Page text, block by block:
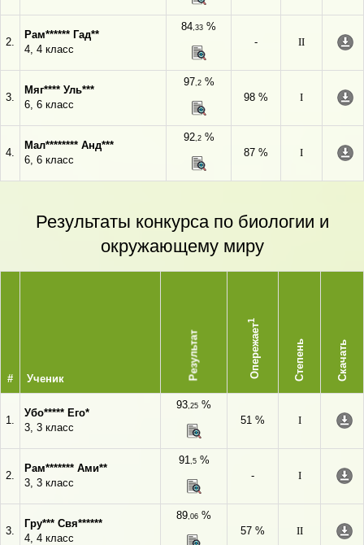
2.
Рам****** Гад**
4, 4 класс
84,33 %
-
II
3.
Мяг**** Уль***
6, 6 класс
97,2%
98 %
I
4.
Мал******** Анд***
6, 6 класс
92,2%
87 %
I
Результаты конкурса по биологии и
окружающему миру
# Ученик Результат Опережает
1
Степень Скачать
1.
Убо***** Его*
3, 3 класс
93,25 %
51 %
I
2.
Рам******* Ами**
3, 3 класс
91,5%
-
I
3.
Гру*** Свя******
4, 4 класс
89,06 %
57 %
II